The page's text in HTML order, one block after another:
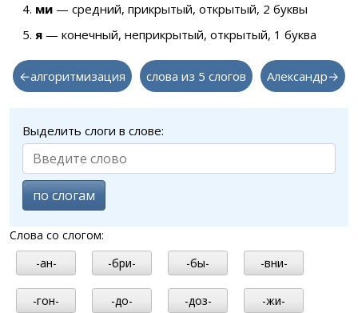
ми — средний, прикрытый, открытый, 2 буквы
я — конечный, неприкрытый, открытый, 1 буква
←алгоритмизация слова из 5 слогов Александр→
Выделить слоги в слове:
по слогам
Слова со слогом:
-ан-
-бри- -бы- -вни-
-гон- -до- -доз- -жи-